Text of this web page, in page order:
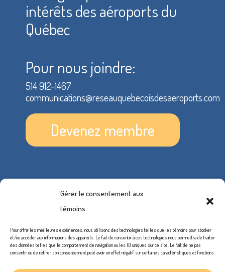
Gérer le consentement aux
témoins
Pour offrir les meilleures expériences, nous utilisons des technologies telles que les témoins pour stocker
et/ou accéder aux informations des appareils. Le fait de consentir à ces technologies nous permettra de traiter
des données telles que le comportement de navigation ou les ID uniques sur ce site. Le fait de ne pas
consentir ou de retirer son consentement peut avoir un effet négatif sur certaines caractéristiques et fonctions.
intérêts des aéroports du
Québec
Pour nous joindre:
514 912-1467
communications@reseauquebecoisdesaeroports.com
Devenez membre